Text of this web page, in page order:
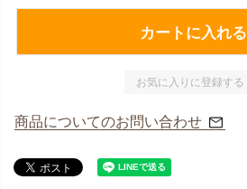
カートに入れる
お気に入りに登録する
商品についてのお問い合わせ